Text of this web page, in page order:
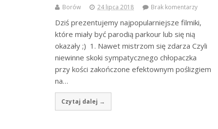
Borów 24 lipca 2018 Brak komentarzy
Dziś prezentujemy najpopularniejsze filmiki,
które miały być parodią parkour lub się nią
okazały ;) 1. Nawet mistrzom się zdarza Czyli
niewinne skoki sympatycznego chłopaczka
przy kości zakończone efektownym poślizgiem
na…
Czytaj dalej →